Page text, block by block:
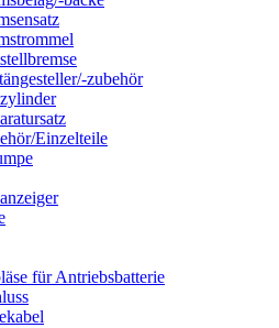
zubehör
Einzelteile
für Antriebsbatterie